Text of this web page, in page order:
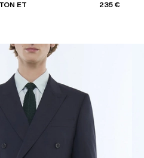
ET
235 €